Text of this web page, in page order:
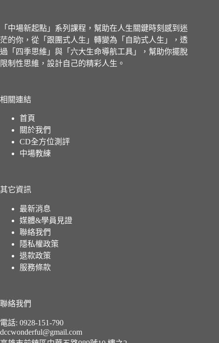
「中場新起點」系列課程，幫助在人生關鍵時刻感到迷
茫的你，從「跟團式人生」轉變為「自助式人生」，透
過「四季思維」與「六大生命導航工具」，幫助你擺脫
限制性思維，設計自己的精彩人生。
相關連結
首頁
關於我們
CD全方位測評
中場教練
其它資訊
最新消息
媒體&學員見證
聯絡我們
隱私權政策
退款政策
服務條款
聯絡我們
電話: 0928-151-790
dccwonderful@gmail.com